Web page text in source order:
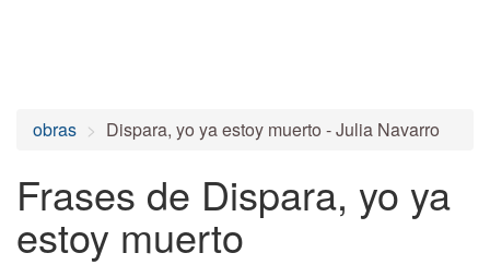
obras Dispara, yo ya estoy muerto - Julia Navarro
Frases de Dispara, yo ya
estoy muerto